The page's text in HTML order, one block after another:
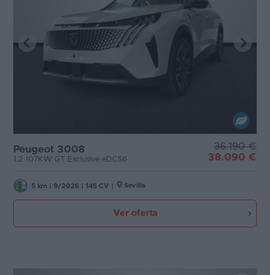
Peugeot 3008
1.2 107KW GT Exclusive eDCS6
36.190 €
38.090 €
5 km 9/2026 145 CV Sevilla
Ver oferta